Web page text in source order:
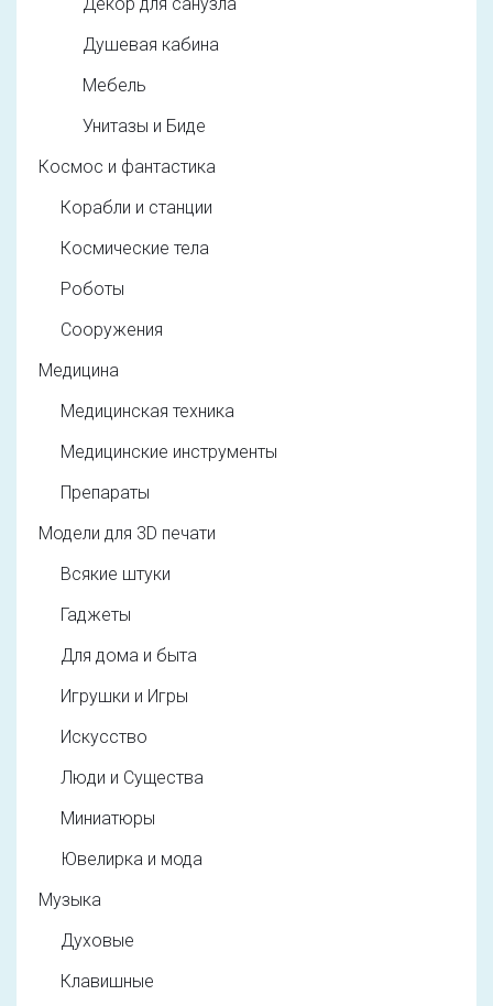
Душевая кабина
Мебель
Унитазы и Биде
Космос и фантастика
Корабли и станции
Космические тела
Роботы
Сооружения
Медицина
Медицинская техника
Медицинские инструменты
Препараты
Модели для 3D печати
Всякие штуки
Гаджеты
Для дома и быта
Игрушки и Игры
Искусство
Люди и Существа
Миниатюры
Ювелирка и мода
Музыка
Духовые
Клавишные